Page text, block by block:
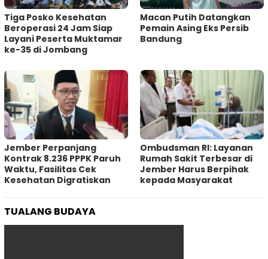
Tiga Posko Kesehatan
Beroperasi 24 Jam Siap
Layani Peserta Muktamar
ke-35 di Jombang
Macan Putih Datangkan
Pemain Asing Eks Persib
Bandung
Jember Perpanjang
Kontrak 8.236 PPPK Paruh
Waktu, Fasilitas Cek
Kesehatan Digratiskan
Ombudsman RI: Layanan
Rumah Sakit Terbesar di
Jember Harus Berpihak
kepada Masyarakat
TUALANG BUDAYA